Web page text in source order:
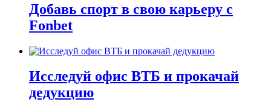
Добавь спорт в свою карьеру с
Fonbet
Исследуй офис ВТБ и прокачай
дедукцию